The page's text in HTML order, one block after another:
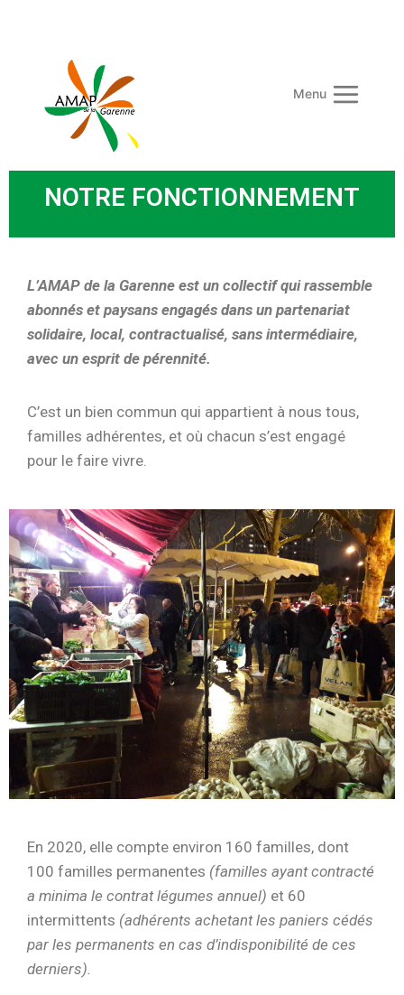
Menu
NOTRE FONCTIONNEMENT
L’AMAP de la Garenne est un collectif qui rassemble
abonnés et paysans engagés dans un partenariat
solidaire, local, contractualisé, sans intermédiaire,
avec un esprit de pérennité.
C’est un bien commun qui appartient à nous tous,
familles adhérentes, et où chacun s’est engagé
pour le faire vivre.
En 2020, elle compte environ 160 familles, dont
100 familles permanentes (familles ayant contracté
a minima le contrat légumes annuel) et 60
intermittents (adhérents achetant les paniers cédés
par les permanents en cas d’indisponibilité de ces
derniers).